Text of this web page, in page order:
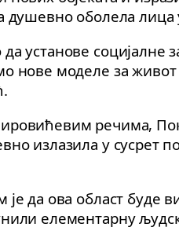
душевно оболела
установе социјалне
нове моделе за живот
речима,
излазила у сусрет
да ова област буде
елементарну